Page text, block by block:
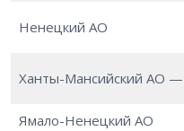
Ненецкий АО
Ханты-Мансийский АО
Ямало-Ненецкий АО